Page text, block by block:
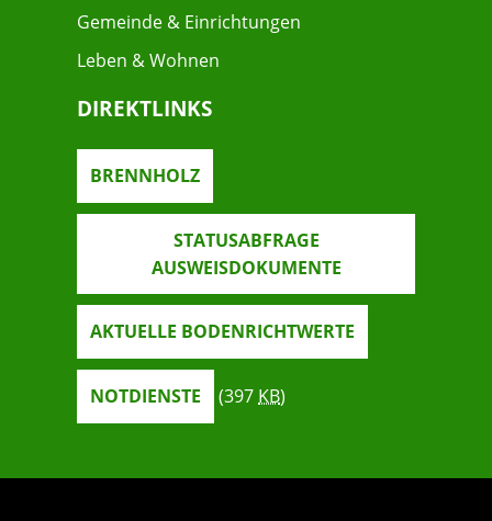
Gemeinde & Einrichtungen
Leben & Wohnen
DIREKTLINKS
BRENNHOLZ
STATUSABFRAGE
AUSWEISDOKUMENTE
AKTUELLE BODENRICHTWERTE
NOTDIENSTE (397 KB)